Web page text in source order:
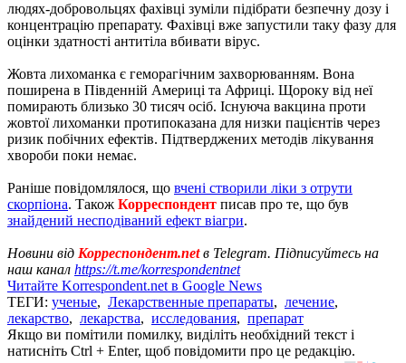
людях-добровольцях фахівці зуміли підібрати безпечну дозу і
концентрацію препарату. Фахівці вже запустили таку фазу для
оцінки здатності антитіла вбивати вірус.
Жовта лихоманка є геморагічним захворюванням. Вона
поширена в Південній Америці та Африці. Щороку від неї
помирають близько 30 тисяч осіб. Існуюча вакцина проти
жовтої лихоманки протипоказана для низки пацієнтів через
ризик побічних ефектів. Підтверджених методів лікування
хвороби поки немає.
Раніше повідомлялося, що вчені створили ліки з отрути
скорпіона. Також Корреспондент писав про те, що був
знайдений несподіваний ефект віагри.
Новини від Корреспондент.netв Telegram. Підписуйтесь на
наш канал https://t.me/korrespondentnet
Читайте Korrespondent.net в Google News
ТЕГИ: ученые, Лекарственные препараты, лечение,
лекарство, лекарства, исследования, препарат
Якщо ви помітили помилку, виділіть необхідний текст і
натисніть Ctrl + Enter, щоб повідомити про це редакцію.